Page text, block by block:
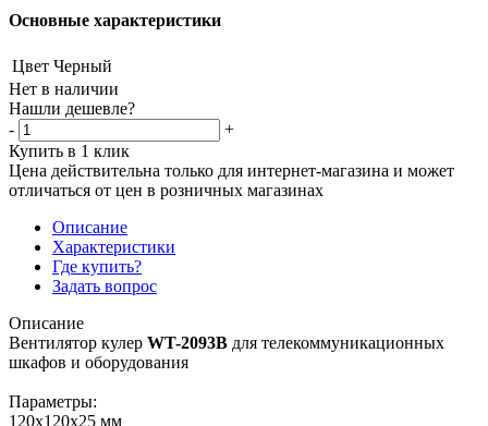
Основные характеристики
Цвет Черный
Нет в наличии
Нашли дешевле?
-
+
Купить в 1 клик
Цена действительна только для интернет-магазина и может
отличаться от цен в розничных магазинах
Описание
Характеристики
Где купить?
Задать вопрос
Описание
Вентилятор кулер WT-2093B для телекоммуникационных
шкафов и оборудования
Параметры:
120х120х25 мм